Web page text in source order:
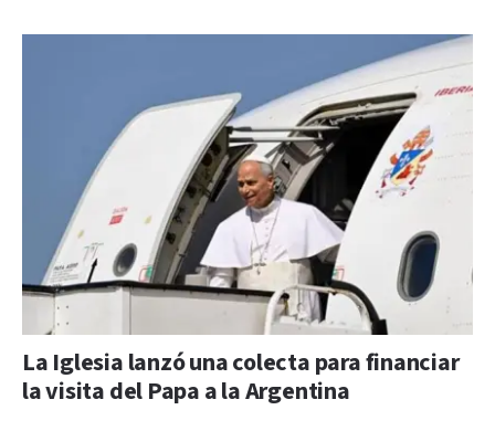
La Iglesia lanzó una colecta para financiar
la visita del Papa a la Argentina